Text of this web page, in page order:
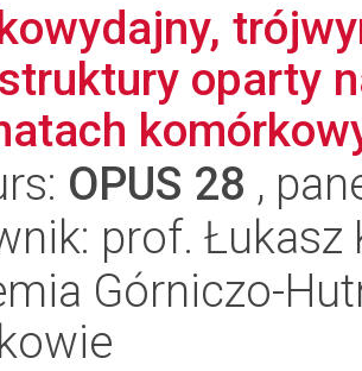
oparty
OPUS 28 ,
prof. Łukasz
Górniczo-